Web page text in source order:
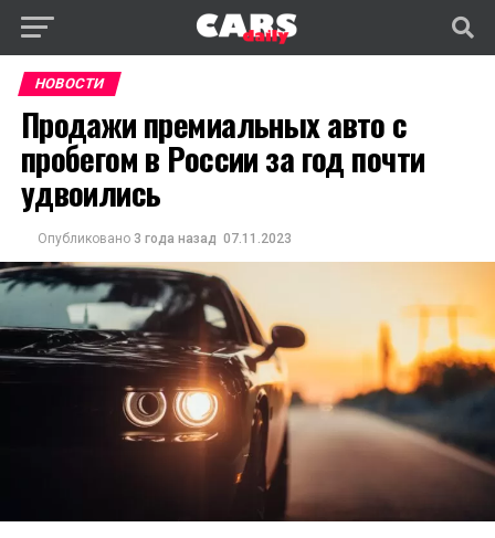
НОВОСТИ
Продажи премиальных авто с
пробегом в России за год почти
удвоились
Опубликовано 3 года назад 07.11.2023